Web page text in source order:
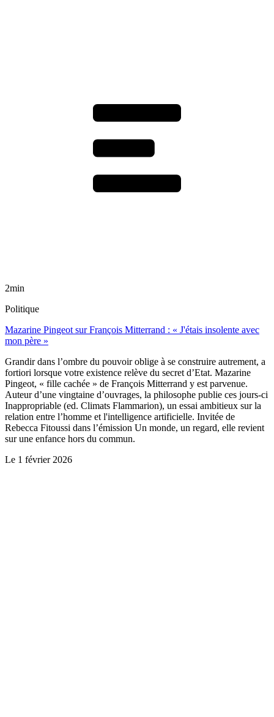
2min
Politique
Mazarine Pingeot sur François Mitterrand : « J'étais insolente avec
mon père »
Grandir dans l’ombre du pouvoir oblige à se construire autrement, a
fortiori lorsque votre existence relève du secret d’Etat. Mazarine
Pingeot, « fille cachée » de François Mitterrand y est parvenue.
Auteur d’une vingtaine d’ouvrages, la philosophe publie ces jours-ci
Inappropriable (ed. Climats Flammarion), un essai ambitieux sur la
relation entre l’homme et l'intelligence artificielle. Invitée de
Rebecca Fitoussi dans l’émission Un monde, un regard, elle revient
sur une enfance hors du commun.
Le 1 février 2026